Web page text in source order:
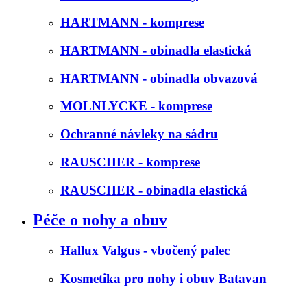
HARTMANN - komprese
HARTMANN - obinadla elastická
HARTMANN - obinadla obvazová
MOLNLYCKE - komprese
Ochranné návleky na sádru
RAUSCHER - komprese
RAUSCHER - obinadla elastická
Péče o nohy a obuv
Hallux Valgus - vbočený palec
Kosmetika pro nohy i obuv Batavan